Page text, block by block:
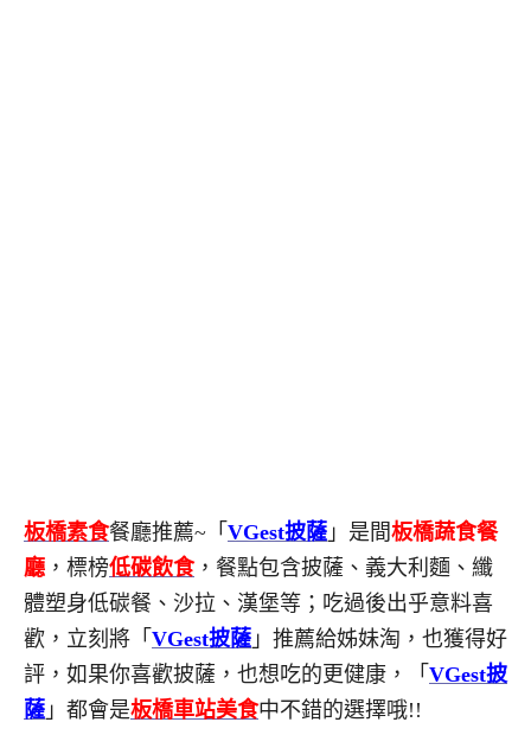
板橋素食餐廳推薦~「 VGest披薩 」是間板橋蔬食餐
廳 ，標榜低碳飲食，餐點包含披薩、義大利麵、纖
體塑身低碳餐、沙拉、漢堡等；吃過後出乎意料喜
歡，立刻將「 VGest披薩 」推薦給姊妹淘，也獲得好
評，如果你喜歡披薩，也想吃的更健康，「 VGest披
薩 」都會是板橋車站美食中不錯的選擇哦!!